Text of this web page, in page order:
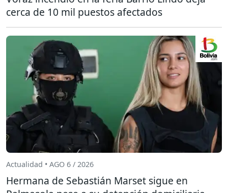
cerca de 10 mil puestos afectados
Actualidad • AGO 6 / 2026
Hermana de Sebastián Marset sigue en